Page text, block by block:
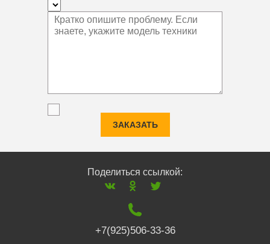
ЗАКАЗАТЬ
Поделиться ссылкой:
+7(925)506-33-36